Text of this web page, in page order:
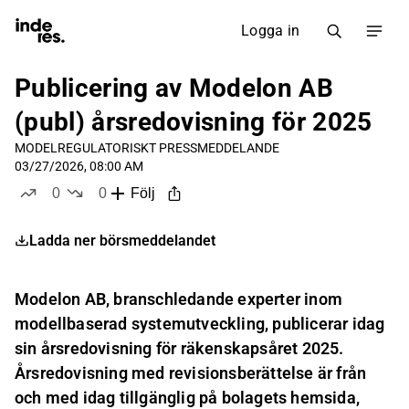
Logga in
Publicering av Modelon AB
(publ) årsredovisning för 2025
MODEL REGULATORISKT PRESSMEDDELANDE
03/27/2026, 08:00 AM
0
0
Följ
Ladda ner börsmeddelandet
Modelon AB, branschledande experter inom
modellbaserad systemutveckling, publicerar idag
sin årsredovisning för räkenskapsåret 2025.
Årsredovisning med revisionsberättelse är från
och med idag tillgänglig på bolagets hemsida,